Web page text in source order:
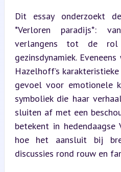
Dit essay onderzoekt
*Verloren paradijs*:
verlangens tot de rol
gezinsdynamiek.
Hazelhoff’s
gevoel voor emotionele
symboliek die haar
sluiten af met een
betekent in hedendaagse
hoe het aansluit bij
discussies rond rouw en